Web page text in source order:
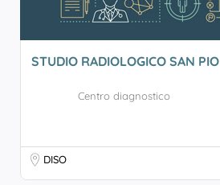
STUDIO RADIOLOGICO SAN PIO
Centro diagnostico
DISO